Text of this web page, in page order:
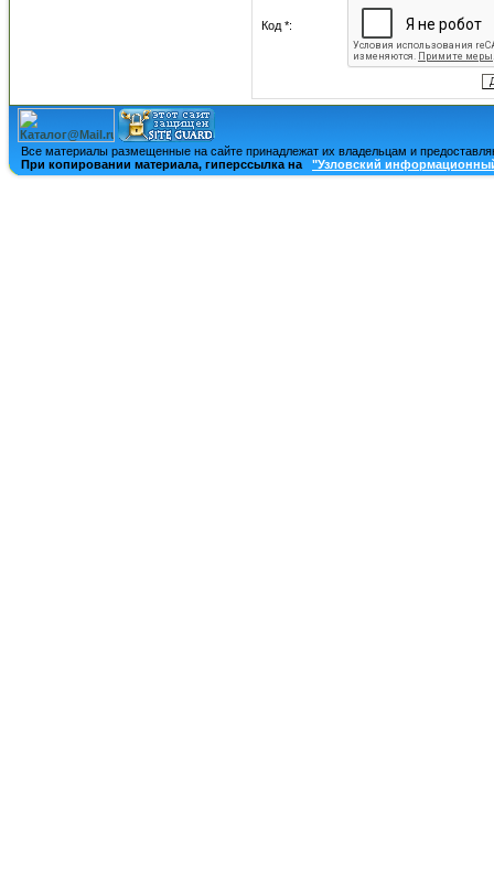
Код *:
Все материалы размещенные на сайте принадлежат их владельцам и
При копировании материала, гиперссылка на
"Узловский